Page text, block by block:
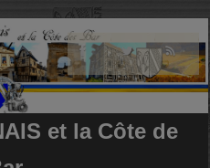
et la Côte de